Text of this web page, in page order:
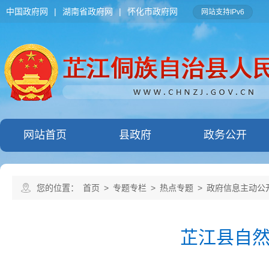
中国政府网 | 湖南省政府网 | 怀化市政府网 网站支持IPv6
网站首页 县政府 政务公开
您的位置： 首页 > 专题专栏 > 热点专题 > 政府信息主动公
芷江县自